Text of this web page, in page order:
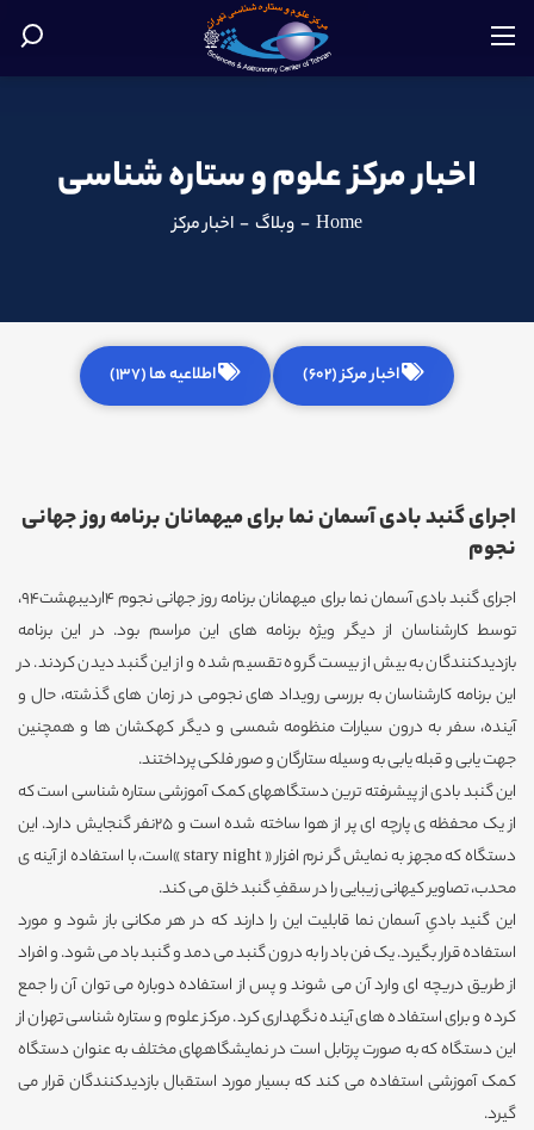
اخبار مرکز علوم و ستاره شناسی
Home
- وبلاگ - اخبار مرکز
اخبار مرکز (602) اطلاعیه ها (137)
اجرای گنبد بادی آسمان نما برای میهمانان برنامه روز جهانی
نجوم
اجرای گنبد بادی آسمان نما برای میهمانان برنامه روز جهانی نجوم 4اردیبهشت94،
توسط کارشناسان از دیگر ویژه برنامه های این مراسم بود. در این برنامه
بازدیدکنندگان به بیش از بیست گروه تقسیم شده و از این گنبد دیدن کردند. در
این برنامه کارشناسان به بررسی رویداد های نجومی در زمان های گذشته، حال و
آینده، سفر به درون سیارات منظومه شمسی و دیگر کهکشان ها و همچنین
جهت یابی و قبله یابی به وسیله ستارگان و صور فلکی پرداختند.
این گنبد بادی از پیشرفته ترین دستگاههای کمک آموزشی ستاره شناسی است که
از یک محفظه ی پارچه ای پر از هوا ساخته شده است و 25نفر گنجایش دارد. این
دستگاه که مجهز به نمایش گر نرم افزار « stary night »است، با استفاده از آینه ی
محدب، تصاویر کیهانی زیبایی را در سقفِ گنبد خلق می کند.
این گنید بادیِ آسمان نما قابلیت این را دارند که در هر مکانی باز شود و مورد
استفاده قرار بگیرد. یک فن باد را به درون گنبد می دمد و گنبد باد می شود. و افراد
از طریق دریچه ای وارد آن می شوند و پس از استفاده دوباره می توان آن را جمع
کرده و برای استفاده های آینده نگهداری کرد. مرکز علوم و ستاره شناسی تهران از
این دستگاه که به صورت پرتابل است در نمایشگاههای مختلف به عنوان دستگاه
کمک آموزشی استفاده می کند که بسیار مورد استقبال بازدیدکنندگان قرار می
گیرد.